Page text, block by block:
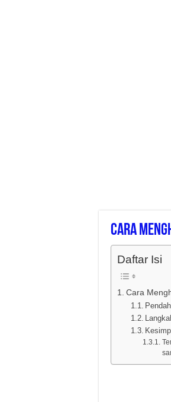
Cara
Daftar Isi
Cara